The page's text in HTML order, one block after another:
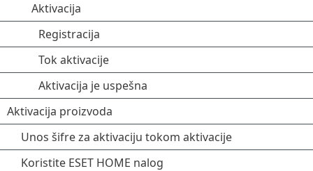
Aktivacija
Registracija
Tok aktivacije
Aktivacija je uspešna
Aktivacija proizvoda
Unos šifre za aktivaciju tokom aktivacije
Koristite ESET HOME nalog